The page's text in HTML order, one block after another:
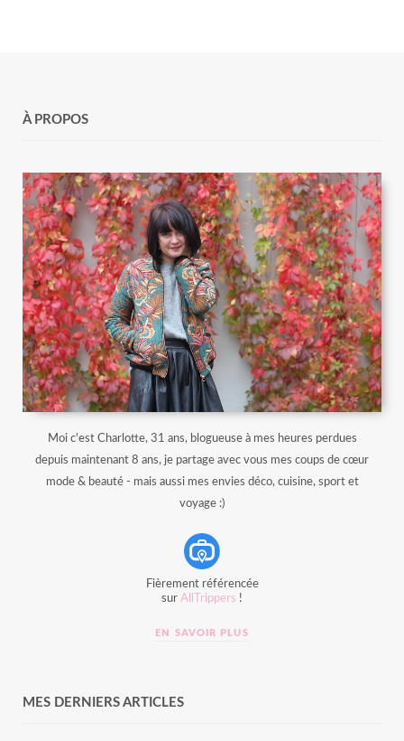
À PROPOS
Moi c'est Charlotte, 31 ans, blogueuse à mes heures perdues
depuis maintenant 8 ans, je partage avec vous mes coups de cœur
mode & beauté - mais aussi mes envies déco, cuisine, sport et
voyage :)
Fièrement référencée
sur AllTrippers !
EN SAVOIR PLUS
MES DERNIERS ARTICLES